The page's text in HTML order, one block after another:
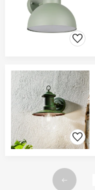
Предишна